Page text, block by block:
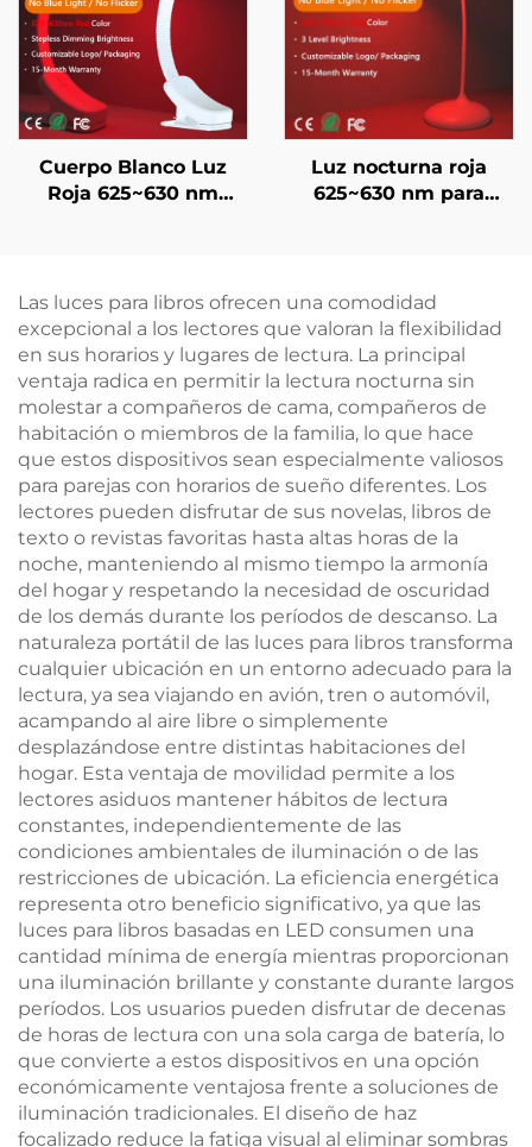
Cuerpo Blanco Luz
Roja 625~630 nm
Batería de 800 mAh
Duración de 60 Horas
Carga Rápida en 1
Hora
Luz nocturna roja
625~630 nm para
recargable por USB-C
y uso inalámbrico de
18 horas
Las luces para libros ofrecen una comodidad
excepcional a los lectores que valoran la flexibilidad
en sus horarios y lugares de lectura. La principal
ventaja radica en permitir la lectura nocturna sin
molestar a compañeros de cama, compañeros de
habitación o miembros de la familia, lo que hace
que estos dispositivos sean especialmente valiosos
para parejas con horarios de sueño diferentes. Los
lectores pueden disfrutar de sus novelas, libros de
texto o revistas favoritas hasta altas horas de la
noche, manteniendo al mismo tiempo la armonía
del hogar y respetando la necesidad de oscuridad
de los demás durante los períodos de descanso. La
naturaleza portátil de las luces para libros transforma
cualquier ubicación en un entorno adecuado para la
lectura, ya sea viajando en avión, tren o automóvil,
acampando al aire libre o simplemente
desplazándose entre distintas habitaciones del
hogar. Esta ventaja de movilidad permite a los
lectores asiduos mantener hábitos de lectura
constantes, independientemente de las
condiciones ambientales de iluminación o de las
restricciones de ubicación. La eficiencia energética
representa otro beneficio significativo, ya que las
luces para libros basadas en LED consumen una
cantidad mínima de energía mientras proporcionan
una iluminación brillante y constante durante largos
períodos. Los usuarios pueden disfrutar de decenas
de horas de lectura con una sola carga de batería, lo
que convierte a estos dispositivos en una opción
económicamente ventajosa frente a soluciones de
iluminación tradicionales. El diseño de haz
focalizado reduce la fatiga visual al eliminar sombras